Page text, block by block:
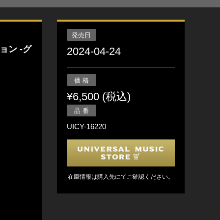
ン -グ
発売日
2024-04-24
価 格
¥6,500 (税込)
品 番
UICY-16220
在庫情報は購入先にてご確認ください。